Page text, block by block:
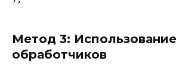
Метод 3:
обработчиков